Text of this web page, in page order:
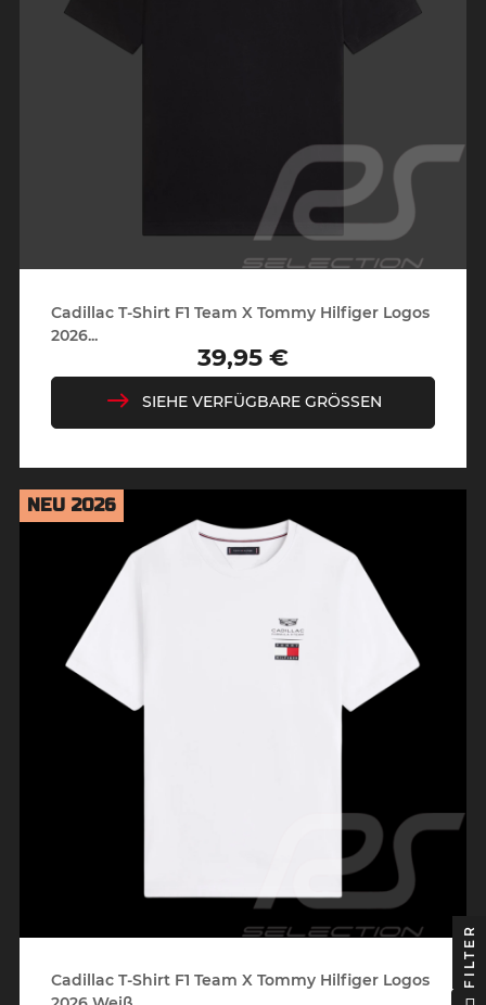
Cadillac T-Shirt F1 Team X Tommy Hilfiger Logos
2026...
Preis
39,95 €
SIEHE VERFÜGBARE GRÖSSEN
Cadillac T-Shirt F1 Team X Tommy Hilfiger Logos
NEU 2026
FILTER